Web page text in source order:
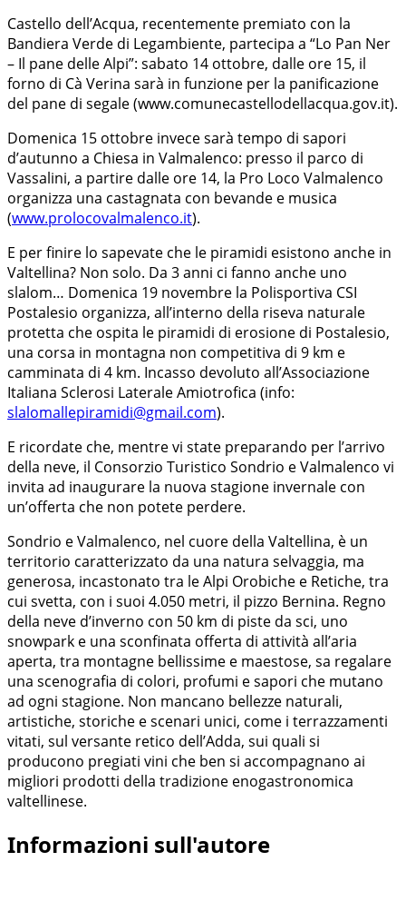
Castello dell’Acqua, recentemente premiato con la
Bandiera Verde di Legambiente, partecipa a “Lo Pan Ner
– Il pane delle Alpi”: sabato 14 ottobre, dalle ore 15, il
forno di Cà Verina sarà in funzione per la panificazione
del pane di segale (www.comunecastellodellacqua.gov.it).
Domenica 15 ottobre invece sarà tempo di sapori
d’autunno a Chiesa in Valmalenco: presso il parco di
Vassalini, a partire dalle ore 14, la Pro Loco Valmalenco
organizza una castagnata con bevande e musica
(www.prolocovalmalenco.it).
E per finire lo sapevate che le piramidi esistono anche in
Valtellina? Non solo. Da 3 anni ci fanno anche uno
slalom… Domenica 19 novembre la Polisportiva CSI
Postalesio organizza, all’interno della riseva naturale
protetta che ospita le piramidi di erosione di Postalesio,
una corsa in montagna non competitiva di 9 km e
camminata di 4 km. Incasso devoluto all’Associazione
Italiana Sclerosi Laterale Amiotrofica (info:
slalomallepiramidi@gmail.com).
E ricordate che, mentre vi state preparando per l’arrivo
della neve, il Consorzio Turistico Sondrio e Valmalenco vi
invita ad inaugurare la nuova stagione invernale con
un’offerta che non potete perdere.
Sondrio e Valmalenco, nel cuore della Valtellina, è un
territorio caratterizzato da una natura selvaggia, ma
generosa, incastonato tra le Alpi Orobiche e Retiche, tra
cui svetta, con i suoi 4.050 metri, il pizzo Bernina. Regno
della neve d’inverno con 50 km di piste da sci, uno
snowpark e una sconfinata offerta di attività all’aria
aperta, tra montagne bellissime e maestose, sa regalare
una scenografia di colori, profumi e sapori che mutano
ad ogni stagione. Non mancano bellezze naturali,
artistiche, storiche e scenari unici, come i terrazzamenti
vitati, sul versante retico dell’Adda, sui quali si
producono pregiati vini che ben si accompagnano ai
migliori prodotti della tradizione enogastronomica
valtellinese.
Informazioni sull'autore